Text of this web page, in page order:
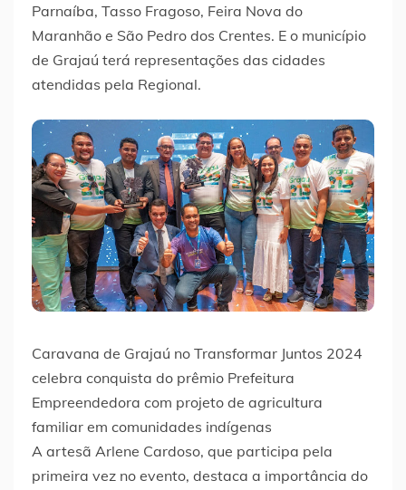
Parnaíba, Tasso Fragoso, Feira Nova do
Maranhão e São Pedro dos Crentes. E o município
de Grajaú terá representações das cidades
atendidas pela Regional.
Caravana de Grajaú no Transformar Juntos 2024
celebra conquista do prêmio Prefeitura
Empreendedora com projeto de agricultura
familiar em comunidades indígenas
A artesã Arlene Cardoso, que participa pela
primeira vez no evento, destaca a importância do